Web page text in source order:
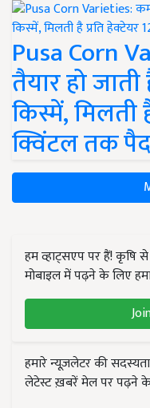
Pusa Corn
तैयार हो
किस्में, मिलती
क्विंटल तक
हम व्हाट्सएप पर हैं! कृषि
मोबाइल में पढ़ने के लिए
हमारे न्यूज़लेटर की
लेटेस्ट ख़बरें मेल पर पढ़ने के